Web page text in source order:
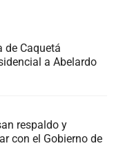
de Caquetá
a Abelardo
respaldo y
con el Gobierno de